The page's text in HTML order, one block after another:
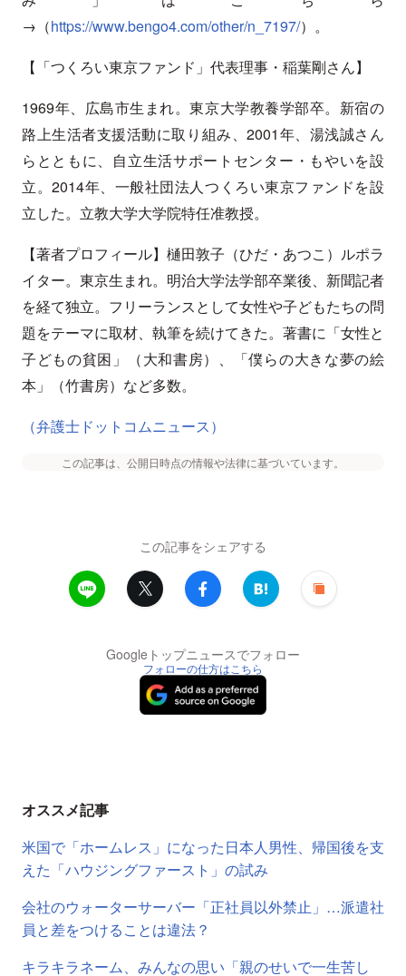
→（https://www.bengo4.com/other/n_7197/）。
【「つくろい東京ファンド」代表理事・稲葉剛さん】
1969年、広島市生まれ。東京大学教養学部卒。新宿の
路上生活者支援活動に取り組み、2001年、湯浅誠さん
らとともに、自立生活サポートセンター・もやいを設
立。2014年、一般社団法人つくろい東京ファンドを設
立した。立教大学大学院特任准教授。
【著者プロフィール】樋田敦子（ひだ・あつこ）ルポラ
イター。東京生まれ。明治大学法学部卒業後、新聞記者
を経て独立。フリーランスとして女性や子どもたちの問
題をテーマに取材、執筆を続けてきた。著書に「女性と
子どもの貧困」（大和書房）、「僕らの大きな夢の絵
本」（竹書房）など多数。
（弁護士ドットコムニュース）
この記事は、公開日時点の情報や法律に基づいています。
この記事をシェアする
Googleトップニュースでフォロー
フォローの仕方はこちら
オススメ記事
米国で「ホームレス」になった日本人男性、帰国後を支
えた「ハウジングファースト」の試み
会社のウォーターサーバー「正社員以外禁止」…派遣社
員と差をつけることは違法？
キラキラネーム、みんなの思い「親のせいで一生苦し